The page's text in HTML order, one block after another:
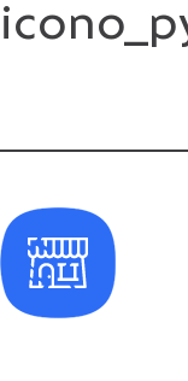
Saltar
al